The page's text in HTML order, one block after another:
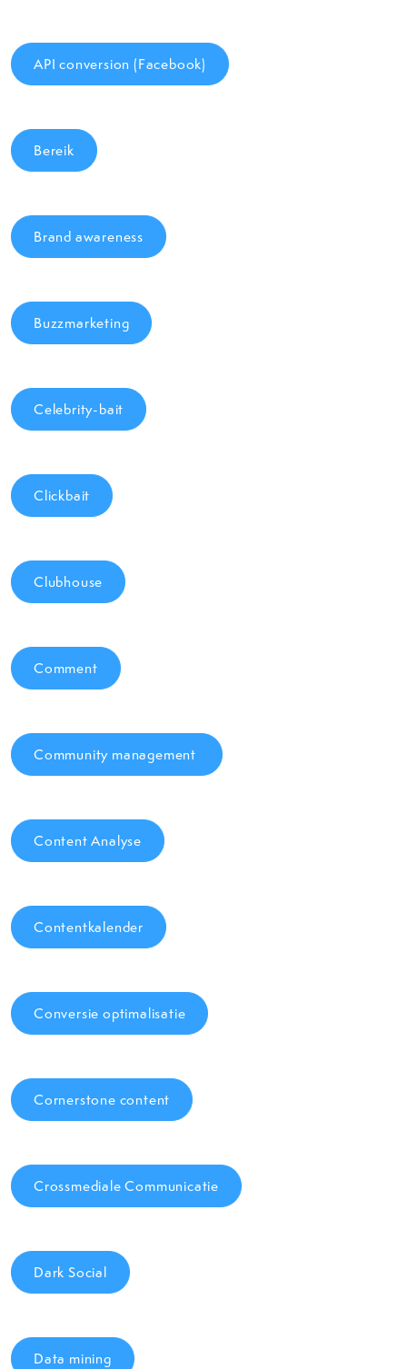
API conversion (Facebook)
Bereik
Brand awareness
Buzzmarketing
Celebrity-bait
Clickbait
Clubhouse
Comment
Community management
Content Analyse
Contentkalender
Conversie optimalisatie
Cornerstone content
Crossmediale Communicatie
Dark Social
Data mining